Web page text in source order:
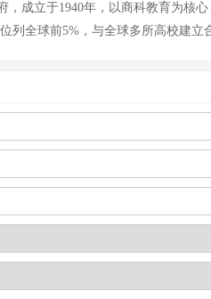
，成立于1940年，以商科教育为核
列全球前5%，与全球多所高校建立